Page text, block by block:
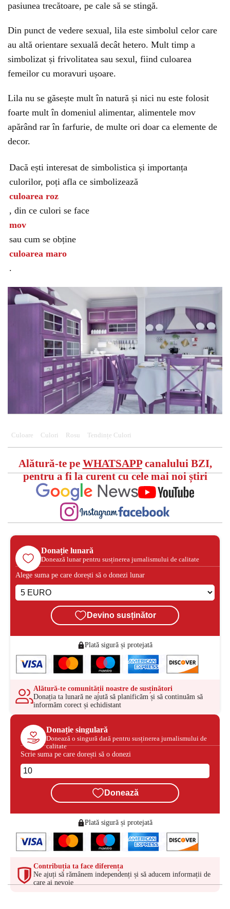
pasiunea trecătoare, pe cale să se stingă.
Din punct de vedere sexual, lila este simbolul celor care
au altă orientare sexuală decât hetero. Mult timp a
simbolizat și frivolitatea sau sexul, fiind culoarea
femeilor cu moravuri ușoare.
Lila nu se găsește mult în natură și nici nu este folosit
foarte mult în domeniul alimentar, alimentele mov
apărând rar în farfurie, de multe ori doar ca elemente de
decor.
Dacă ești interesat de simbolistica și importanța
culorilor, poți afla ce simbolizează
culoarea roz
, din ce culori se face
mov
sau cum se obține
culoarea maro
.
Culoare Culori Rosu Tendințe Culori
Alătură-te pe WHATSAPPcanalului BZI,
pentru a fi la curent cu cele mai noi știri
Donație lunară
Donează lunar pentru susținerea jurnalismului de calitate
Alege suma pe care dorești să o donezi lunar
Devino susținător
Plată sigură și protejată
Alătură-te comunității noastre de susținători
Donația ta lunară ne ajută să planificăm și să continuăm să
informăm corect și echidistant
Donație singulară
Donează o singură dată pentru susținerea jurnalismului de
calitate
Scrie suma pe care dorești să o donezi
Donează
Plată sigură și protejată
Contribuția ta face diferența
Ne ajuți să rămânem independenți și să aducem informații de
care ai nevoie